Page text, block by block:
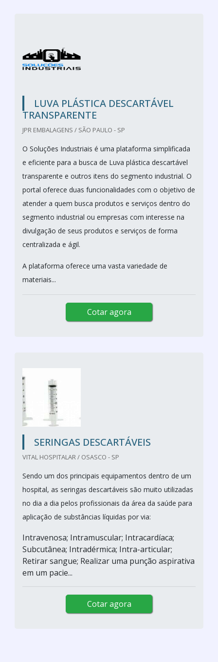
LUVA PLÁSTICA DESCARTÁVEL
TRANSPARENTE
JPR EMBALAGENS / SÃO PAULO - SP
O Soluções Industriais é uma plataforma simplificada
e eficiente para a busca de Luva plástica descartável
transparente e outros itens do segmento industrial. O
portal oferece duas funcionalidades com o objetivo de
atender a quem busca produtos e serviços dentro do
segmento industrial ou empresas com interesse na
divulgação de seus produtos e serviços de forma
centralizada e ágil.
A plataforma oferece uma vasta variedade de
materiais...
Cotar agora
SERINGAS DESCARTÁVEIS
VITAL HOSPITALAR / OSASCO - SP
Sendo um dos principais equipamentos dentro de um
hospital, as seringas descartáveis são muito utilizadas
no dia a dia pelos profissionais da área da saúde para
aplicação de substâncias líquidas por via:
Intravenosa; Intramuscular; Intracardíaca;
Subcutânea; Intradérmica; Intra-articular;
Retirar sangue; Realizar uma punção aspirativa
em um pacie...
Cotar agora